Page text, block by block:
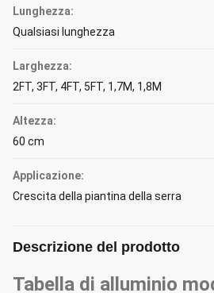
Lunghezza:
Qualsiasi lunghezza
Larghezza:
2FT, 3FT, 4FT, 5FT, 1,7M, 1,8M
Altezza:
60 cm
Applicazione:
Crescita della piantina della serra
Descrizione del prodotto
Tabella di alluminio